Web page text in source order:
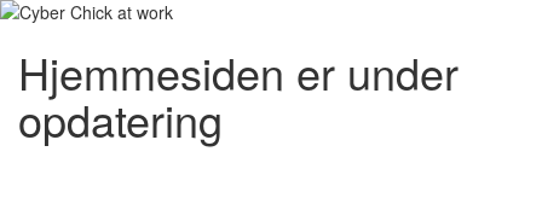
Hjemmesiden er under
opdatering